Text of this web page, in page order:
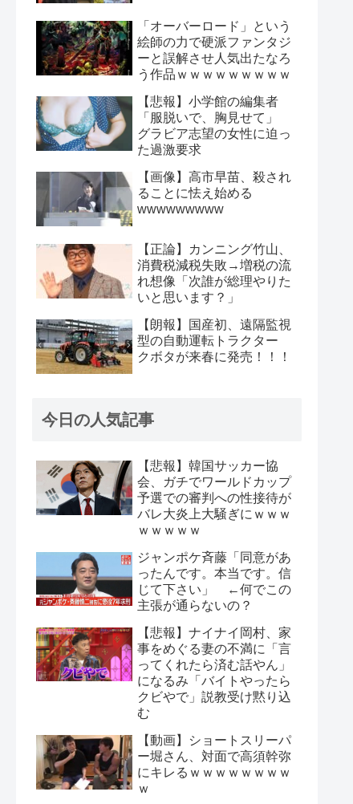
「オーバーロード」という
絵師の力で硬派ファンタジ
ーと誤解させ人気出たなろ
う作品ｗｗｗｗｗｗｗｗｗ
【悲報】小学館の編集者
「服脱いで、胸見せて」
グラビア志望の女性に迫っ
た過激要求
【画像】高市早苗、殺され
ることに怯え始める
wwwwwwwww
【正論】カンニング竹山、
消費税減税失敗→増税の流
れ想像「次誰が総理やりた
いと思います？」
【朗報】国産初、遠隔監視
型の自動運転トラクター
クボタが来春に発売！！！
今日の人気記事
【悲報】韓国サッカー協
会、ガチでワールドカップ
予選での審判への性接待が
バレ大炎上大騒ぎにｗｗｗ
ｗｗｗｗｗ
ジャンポケ斉藤「同意があ
ったんです。本当です。信
じて下さい」 ←何でこの
主張が通らないの？
【悲報】ナイナイ岡村、家
事をめぐる妻の不満に「言
ってくれたら済む話やん」
になるみ「バイトやったら
クビやで」説教受け黙り込
む
【動画】ショートスリーパ
ー堀さん、対面で高須幹弥
にキレるｗｗｗｗｗｗｗｗ
ｗ